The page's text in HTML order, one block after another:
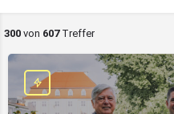
300 von 607Treffer